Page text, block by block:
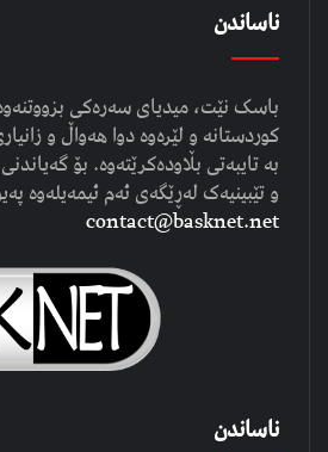
ناساندن
باسک نێت، میدیای سەرەکی
کوردستانە و لێرەوە دوا هەواڵ و
بە تایبەتی بڵاودەکرێتەوە. بۆ
و تێبینیەک لەڕێگەی ئەم ئیمەیلەوە
contact@basknet.net
ناساندن